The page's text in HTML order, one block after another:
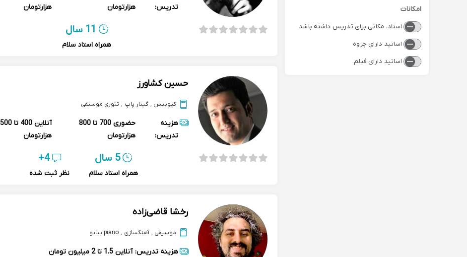
امکانات
استاد، مکانی برای تدریس داشته باشد
اساتید دارای جزوه
اساتید دارای فیلم
تدریس:
هزارتومان
هزارتومان
11 سال
همراه استاد سلام
حسین کشاورز
کیوبیس , گیتار پاپ , تئوری موسیقی
هزینه
تدریس:
حضوری
700 تا 800
هزارتومان
آنلاین
400 تا 500
هزارتومان
5 سال
همراه استاد سلام
4+
نظر ثبت شده
رخشا قاضی‌زاده
موسیقی , آهنگسازی , piano پیانو
هزینه تدریس: آنلاین 1.5 تا 2 میلیون تومان